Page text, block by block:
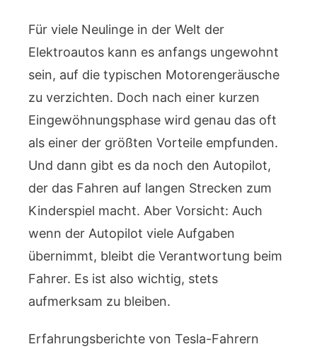
Für viele Neulinge in der Welt der
Elektroautos kann es anfangs ungewohnt
sein, auf die typischen Motorengeräusche
zu verzichten. Doch nach einer kurzen
Eingewöhnungsphase wird genau das oft
als einer der größten Vorteile empfunden.
Und dann gibt es da noch den Autopilot,
der das Fahren auf langen Strecken zum
Kinderspiel macht. Aber Vorsicht: Auch
wenn der Autopilot viele Aufgaben
übernimmt, bleibt die Verantwortung beim
Fahrer. Es ist also wichtig, stets
aufmerksam zu bleiben.
Erfahrungsberichte von Tesla-Fahrern